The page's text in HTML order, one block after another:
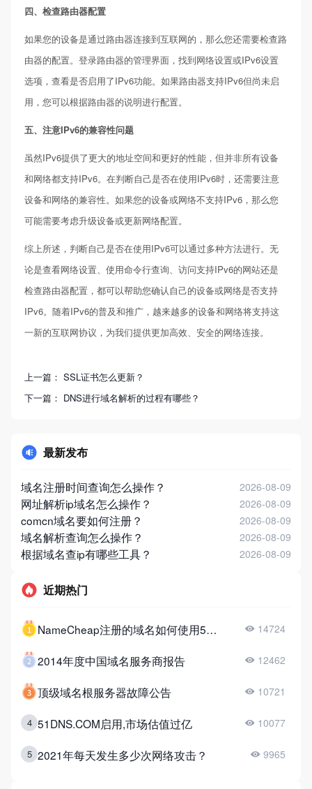
四、检查路由器配置
如果您的设备是通过路由器连接到互联网的，那么您还需要检查路
由器的配置。登录路由器的管理界面，找到网络设置或IPv6设置
选项，查看是否启用了IPv6功能。如果路由器支持IPv6但尚未启
用，您可以根据路由器的说明进行配置。
五、注意IPv6的兼容性问题
虽然IPv6提供了更大的地址空间和更好的性能，但并非所有设备
和网络都支持IPv6。在判断自己是否在使用IPv6时，还需要注意
设备和网络的兼容性。如果您的设备或网络不支持IPv6，那么您
可能需要考虑升级设备或更新网络配置。
综上所述，判断自己是否在使用IPv6可以通过多种方法进行。无
论是查看网络设置、使用命令行查询、访问支持IPv6的网站还是
检查路由器配置，都可以帮助您确认自己的设备或网络是否支持
IPv6。随着IPv6的普及和推广，越来越多的设备和网络将支持这
一新的互联网协议，为我们提供更加高效、安全的网络连接。
上一篇：SSL证书怎么更新？
下一篇： DNS进行域名解析的过程有哪些？
最新发布
域名注册时间查询怎么操作？ 2026-08-09
网址解析ip域名怎么操作？ 2026-08-09
comcn域名要如何注册？ 2026-08-09
域名解析查询怎么操作？ 2026-08-09
根据域名查ip有哪些工具？ 2026-08-09
近期热门
NameCheap注册的域名如何使用51DNS？ 14724
2014年度中国域名服务商报告 12462
顶级域名根服务器故障公告 10721
4 51DNS.COM启用,市场估值过亿 10077
5 2021年每天发生多少次网络攻击？ 9965